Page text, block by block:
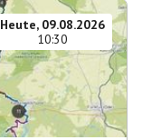
Heute, 09.08.2026
10:30